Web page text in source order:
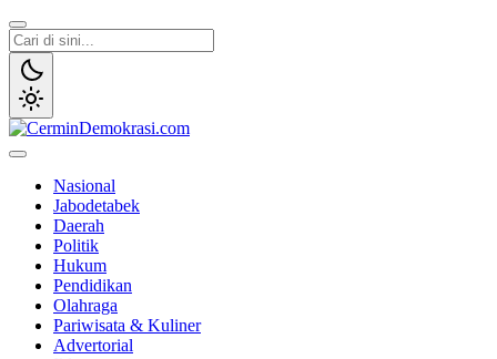
Lewati
ke
konten
Nasional
Jabodetabek
Daerah
Politik
Hukum
Pendidikan
Olahraga
Pariwisata & Kuliner
Advertorial